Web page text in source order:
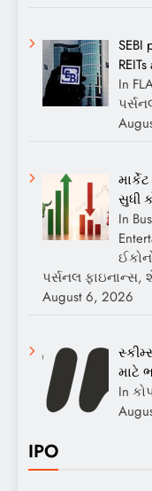
SEBI
In
સુધી
In
પર્સનલ ફાઇનાન્સ,
August 6, 2026
માટે
In
IPO